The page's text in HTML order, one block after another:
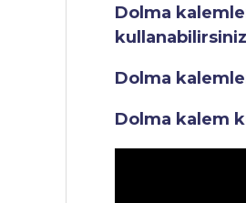
Dolma
Dolma
Dolma kalem